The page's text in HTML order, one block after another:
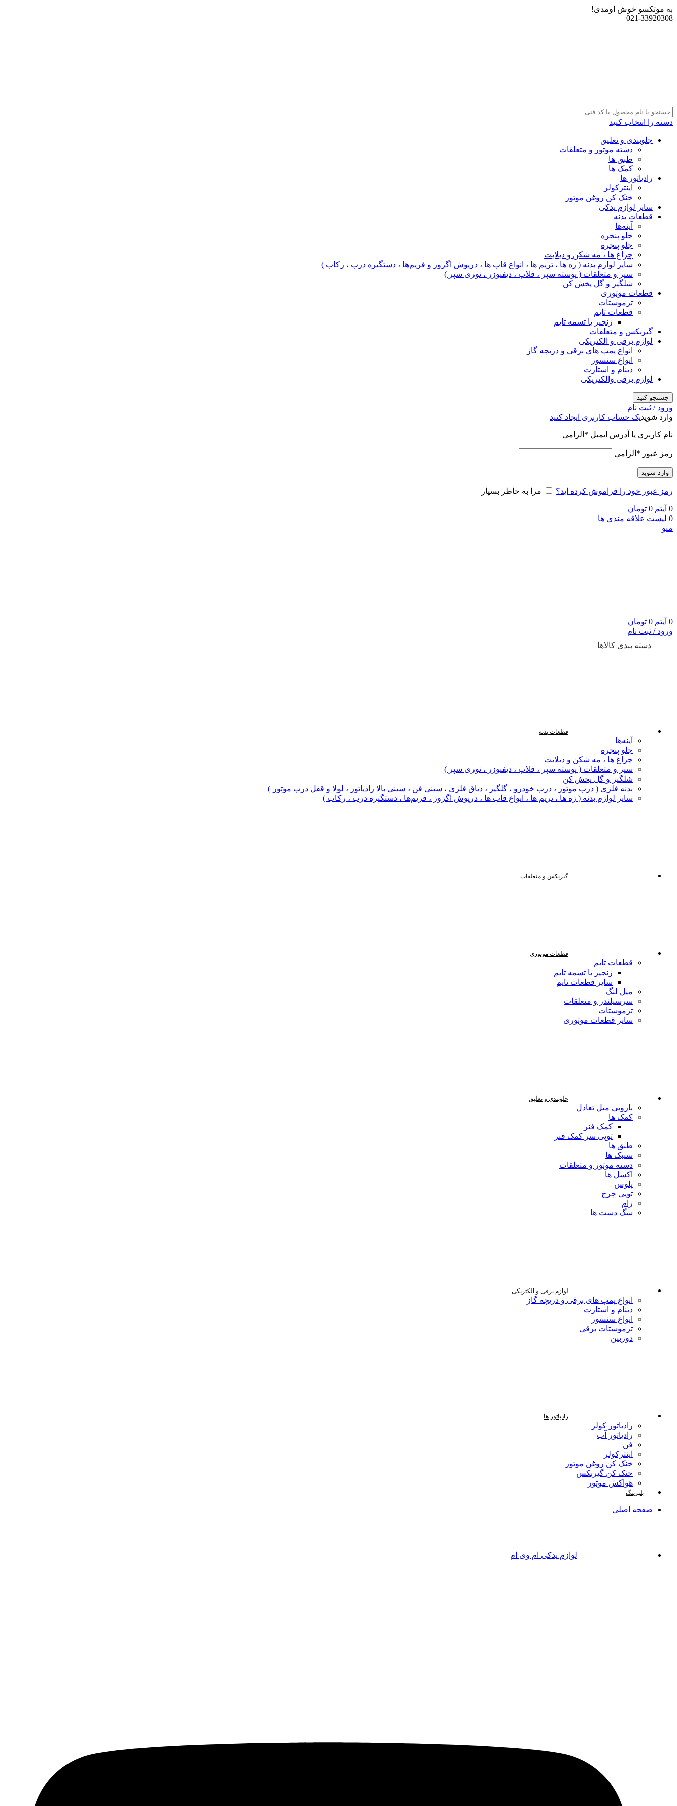
به موتکسو خوش اومدی!
021-33920308
دسته را انتخاب کنید
جلوبندی و تعلیق
دسته موتور و متعلقات
طبق ها
کمک ها
رادیاتور ها
اینترکولر
خنک کن روغن موتور
سایر لوازم یدکی
قطعات بدنه
آینه‌ها
جلو پنجره
جلو پنجره
چراغ‌ ها ، مه‌ شکن و دیلایت
سایر لوازم بدنه ( زه ها ، تریم ها ، انواع قاب ها ، درپوش اگزوز و فریم‌ها ، دستگیره درب ، رکاب )
سپر و متعلقات ( پوسته سپر ، فلاپ ، دیفیوزر ، توری سپر )
شلگیر و گل‌ پخش‌ کن
قطعات موتوری
ترموستات
قطعات تایم
زنجیر یا تسمه تایم
گیربکس و متعلقات
لوازم برقی و الکتریکی
انواع پمپ های برقی و دریچه گاز
انواع سنسور
دینام و استارت
لوازم برقی والکتریکی
جستجو کنید
ورود / ثبت نام
وارد شویدیک حساب کاربری ایجاد کنید
نام کاربری یا آدرس ایمیل * الزامی
رمز عبور * الزامی
وارد شوید
رمز عبور خود را فراموش کرده اید؟ مرا به خاطر بسپار
0 آیتم 0 تومان
0 لیست علاقه مندی ها
منو
0 آیتم 0 تومان
ورود / ثبت نام
دسته بندی کالاها
قطعات بدنه
آینه‌ها
جلو پنجره
چراغ‌ ها ، مه‌ شکن و دیلایت
سپر و متعلقات ( پوسته سپر ، فلاپ ، دیفیوزر ، توری سپر )
شلگیر و گل‌ پخش‌ کن
بدنه فلزی ( درب موتور ، درب خودرو ، گلگیر ، دیاق فلزی ، سینی فن ، سینی بالا رادیاتور ، لولا و قفل درب موتور )
سایر لوازم بدنه ( زه ها ، تریم ها ، انواع قاب ها ، درپوش اگزوز ، فریم‌ها ، دستگیره درب ، رکاب )
گیربکس و متعلقات
قطعات موتوری
قطعات تایم
زنجیر یا تسمه تایم
سایر قطعات تایم
میل لنگ
سرسیلندر و متعلقات
ترموستات
سایر قطعات موتوری
جلوبندی و تعلیق
بازویی میل تعادل
کمک ها
کمک فنر
توپی سر کمک فنر
طبق ها
سیبک ها
دسته موتور و متعلقات
اکسل ها
پلوس
توپی چرخ
رام
سگ دست ها
لوازم برقی و الکتریکی
انواع پمپ های برقی و دریچه گاز
دینام و استارت
انواع سنسور
ترموستات برقی
دوربین
رادیاتور ها
رادیاتور کولر
رادیاتور آب
فن
اینترکولر
خنک کن روغن موتور
خنک کن گیربکس
هواکش موتور
بلبرینگ
صفحه اصلی
لوازم یدکی ام وی ام